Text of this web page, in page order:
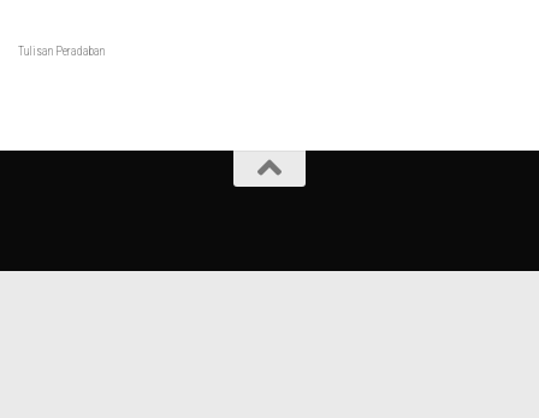
Tulisan Peradaban